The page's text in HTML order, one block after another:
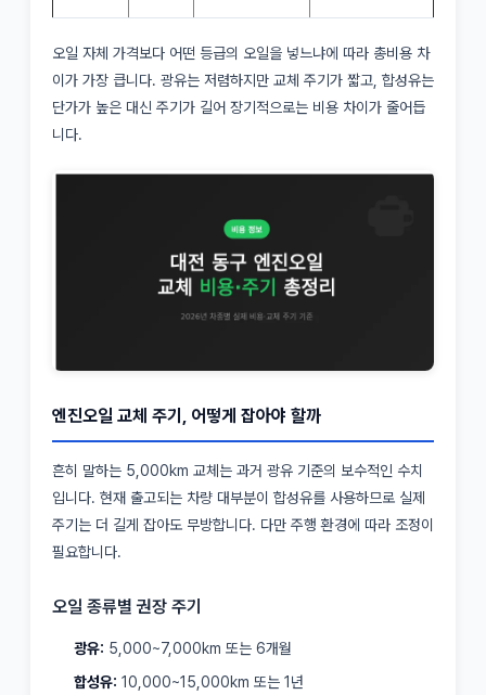
오일 자체 가격보다 어떤 등급의 오일을 넣느냐에 따라 총비용 차
이가 가장 큽니다. 광유는 저렴하지만 교체 주기가 짧고, 합성유는
단가가 높은 대신 주기가 길어 장기적으로는 비용 차이가 줄어듭
니다.
엔진오일 교체 주기, 어떻게 잡아야 할까
흔히 말하는 5,000km 교체는 과거 광유 기준의 보수적인 수치
입니다. 현재 출고되는 차량 대부분이 합성유를 사용하므로 실제
주기는 더 길게 잡아도 무방합니다. 다만 주행 환경에 따라 조정이
필요합니다.
오일 종류별 권장 주기
광유: 5,000~7,000km 또는 6개월
합성유: 10,000~15,000km 또는 1년